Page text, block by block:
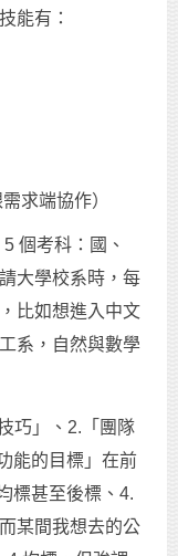
能有：
求端協作）
個考科：國、
大學校系時，每
比如想進入中文
系，自然與數學
巧」、2.「團隊
能的目標」在前
標甚至後標、4.
某間我想去的公